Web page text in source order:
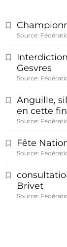
Source:
Gesvres
Source:
Anguille,
en cette
Source:
Fête
Source:
Brivet
Source: